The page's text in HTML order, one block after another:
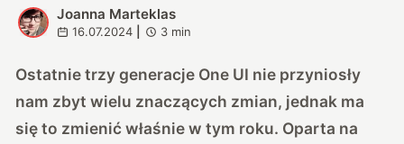
J
Joanna Marteklas
16.07.2024 3 min
Ostatnie trzy generacje One UI nie przyniosły
nam zbyt wielu znaczących zmian, jednak ma
się to zmienić właśnie w tym roku. Oparta na